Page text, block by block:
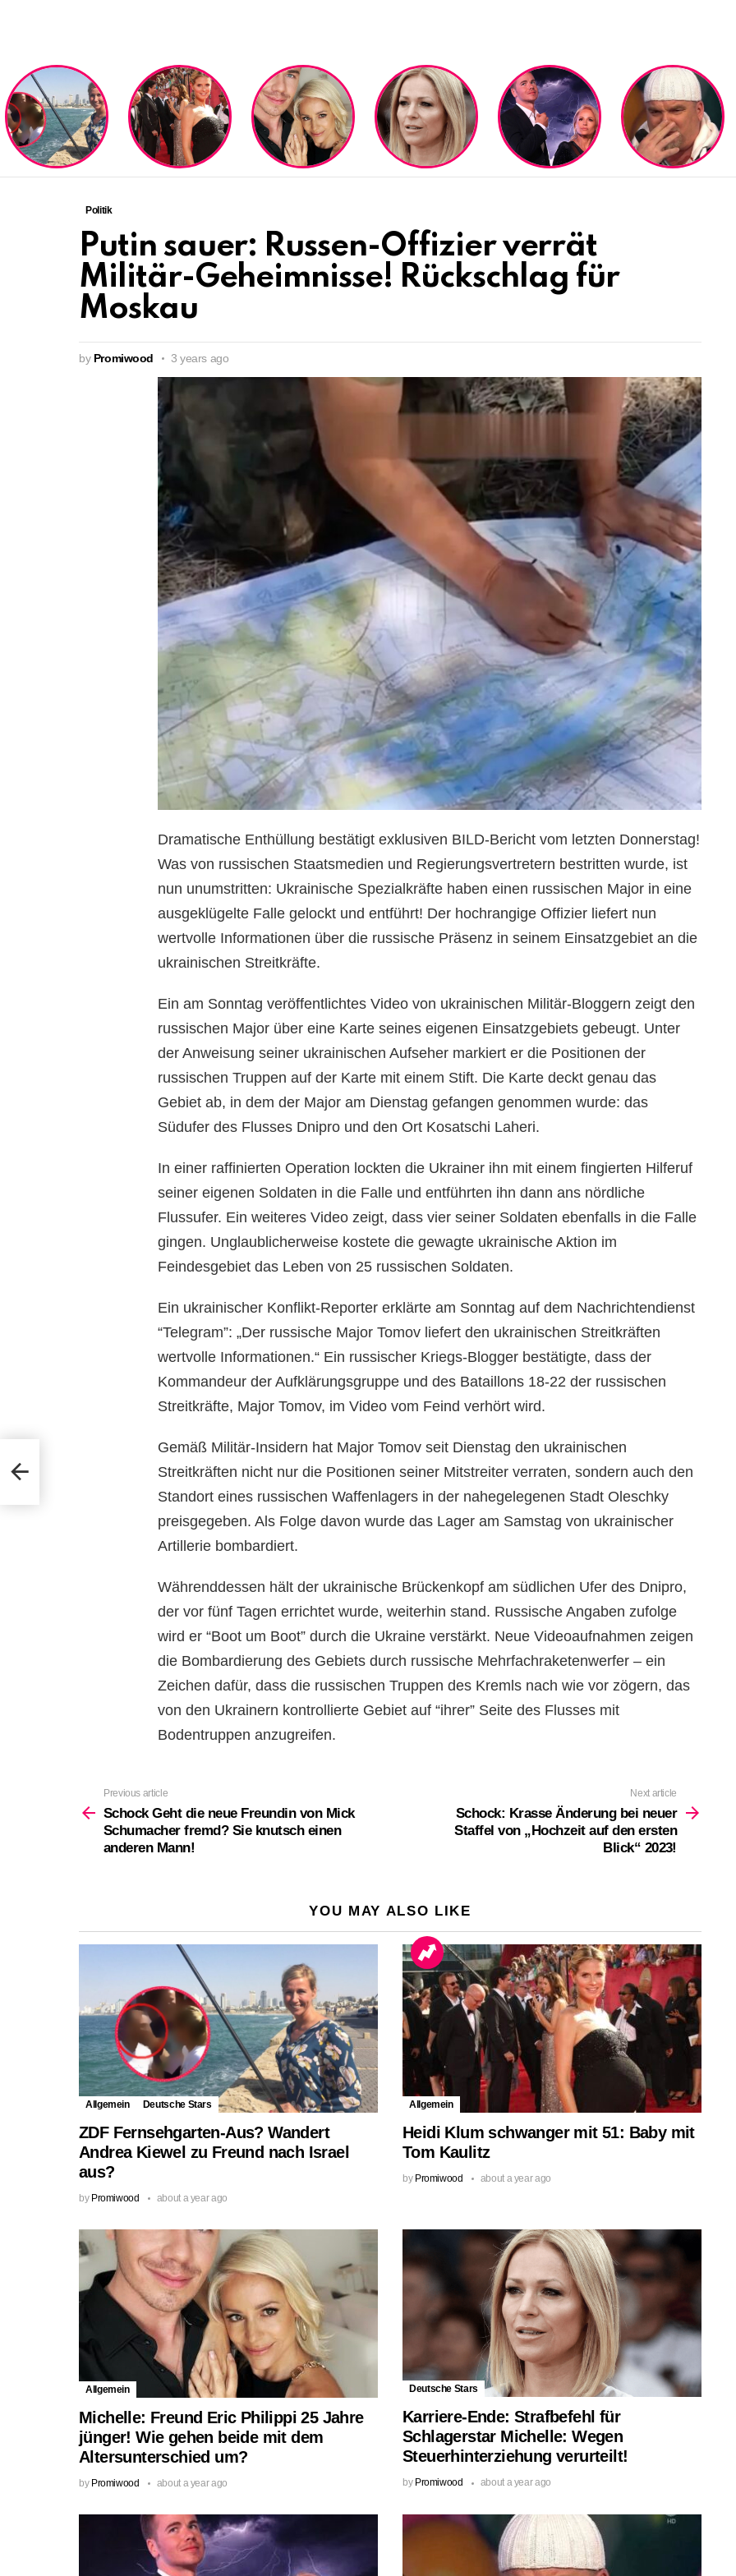
LATEST
STORIES
Politik
Putin sauer: Russen-Offizier verrät
Militär-Geheimnisse! Rückschlag für
Moskau
by Promiwood 3 years ago
Dramatische Enthüllung bestätigt exklusiven BILD-Bericht vom letzten Donnerstag!
Was von russischen Staatsmedien und Regierungsvertretern bestritten wurde, ist
nun unumstritten: Ukrainische Spezialkräfte haben einen russischen Major in eine
ausgeklügelte Falle gelockt und entführt! Der hochrangige Offizier liefert nun
wertvolle Informationen über die russische Präsenz in seinem Einsatzgebiet an die
ukrainischen Streitkräfte.
Ein am Sonntag veröffentlichtes Video von ukrainischen Militär-Bloggern zeigt den
russischen Major über eine Karte seines eigenen Einsatzgebiets gebeugt. Unter
der Anweisung seiner ukrainischen Aufseher markiert er die Positionen der
russischen Truppen auf der Karte mit einem Stift. Die Karte deckt genau das
Gebiet ab, in dem der Major am Dienstag gefangen genommen wurde: das
Südufer des Flusses Dnipro und den Ort Kosatschi Laheri.
In einer raffinierten Operation lockten die Ukrainer ihn mit einem fingierten Hilferuf
seiner eigenen Soldaten in die Falle und entführten ihn dann ans nördliche
Flussufer. Ein weiteres Video zeigt, dass vier seiner Soldaten ebenfalls in die Falle
gingen. Unglaublicherweise kostete die gewagte ukrainische Aktion im
Feindesgebiet das Leben von 25 russischen Soldaten.
Ein ukrainischer Konflikt-Reporter erklärte am Sonntag auf dem Nachrichtendienst
“Telegram”: „Der russische Major Tomov liefert den ukrainischen Streitkräften
wertvolle Informationen.“ Ein russischer Kriegs-Blogger bestätigte, dass der
Kommandeur der Aufklärungsgruppe und des Bataillons 18-22 der russischen
Streitkräfte, Major Tomov, im Video vom Feind verhört wird.
Gemäß Militär-Insidern hat Major Tomov seit Dienstag den ukrainischen
Streitkräften nicht nur die Positionen seiner Mitstreiter verraten, sondern auch den
Standort eines russischen Waffenlagers in der nahegelegenen Stadt Oleschky
preisgegeben. Als Folge davon wurde das Lager am Samstag von ukrainischer
Artillerie bombardiert.
Währenddessen hält der ukrainische Brückenkopf am südlichen Ufer des Dnipro,
der vor fünf Tagen errichtet wurde, weiterhin stand. Russische Angaben zufolge
wird er “Boot um Boot” durch die Ukraine verstärkt. Neue Videoaufnahmen zeigen
die Bombardierung des Gebiets durch russische Mehrfachraketenwerfer – ein
Zeichen dafür, dass die russischen Truppen des Kremls nach wie vor zögern, das
von den Ukrainern kontrollierte Gebiet auf “ihrer” Seite des Flusses mit
Bodentruppen anzugreifen.
more
Previous article
Schock Geht die neue Freundin von Mick
Schumacher fremd? Sie knutsch einen
anderen Mann!
Next article
Schock: Krasse Änderung bei neuer
Staffel von „Hochzeit auf den ersten
Blick“ 2023!
YOU MAY ALSO LIKE
Allgemein Deutsche Stars
ZDF Fernsehgarten-Aus? Wandert
Andrea Kiewel zu Freund nach Israel
aus?
by Promiwood about a year ago
Allgemein
Heidi Klum schwanger mit 51: Baby mit
Tom Kaulitz
by Promiwood about a year ago
Allgemein
Michelle: Freund Eric Philippi 25 Jahre
jünger! Wie gehen beide mit dem
Altersunterschied um?
by Promiwood about a year ago
Deutsche Stars
Karriere-Ende: Strafbefehl für
Schlagerstar Michelle: Wegen
Steuerhinterziehung verurteilt!
by Promiwood about a year ago